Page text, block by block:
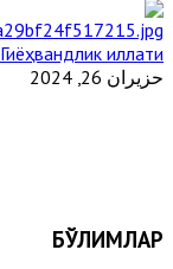
Гиёҳвандлик иллати
حزيران 26, 2024
БЎЛИМЛАР